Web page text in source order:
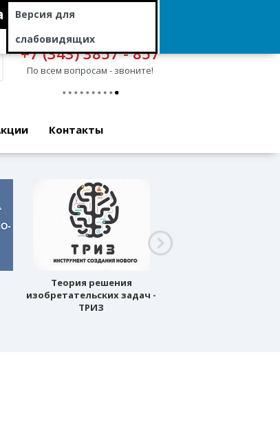
Версия для
слабовидящих
+7 (343) 3857 - 857
По всем вопросам - звоните!
Контакты
Теория решения
изобретательских задач -
ТРИЗ